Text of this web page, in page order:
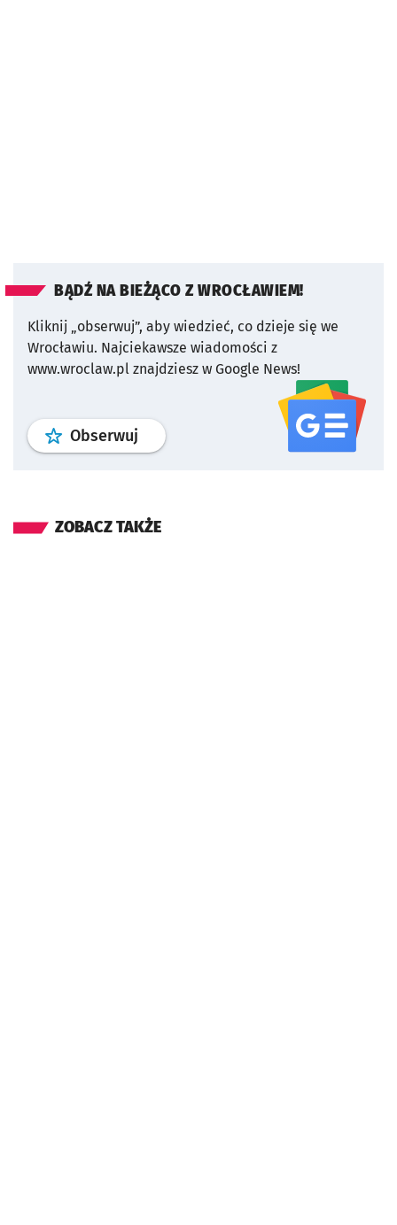
BĄDŹ NA BIEŻĄCO Z WROCŁAWIEM!
Kliknij „obserwuj”, aby wiedzieć, co dzieje się we
Wrocławiu. Najciekawsze wiadomości z
www.wroclaw.pl znajdziesz w Google News!
Obserwuj profil serwisu
ZOBACZ TAKŻE